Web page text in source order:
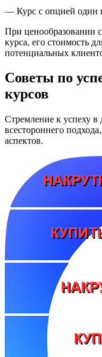
— Курс с опцией один
При ценообразовании
курса, его стоимость
потенциальных
Советы по
курсов
Стремление к успеху в
всестороннего
аспектов.